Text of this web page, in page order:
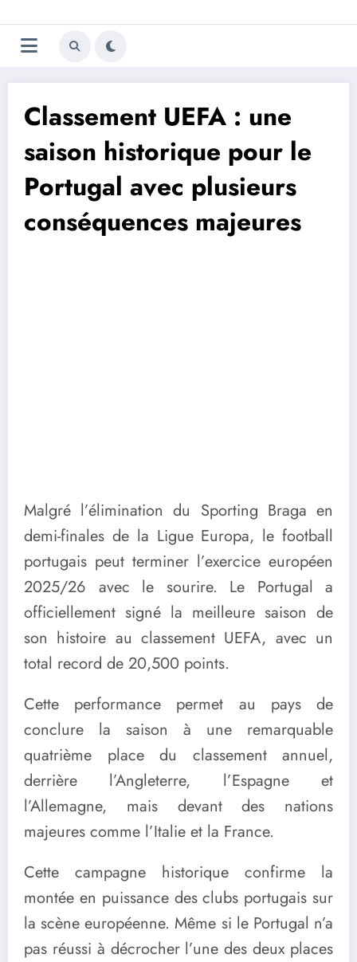
au
contenu
Trivela
L'actualité du football
Classement UEFA : une
saison historique pour le
Portugal avec plusieurs
conséquences majeures
Malgré l’élimination du Sporting Braga en
demi-finales de la Ligue Europa, le football
portugais peut terminer l’exercice européen
2025/26 avec le sourire. Le Portugal a
officiellement signé la meilleure saison de
son histoire au classement UEFA, avec un
total record de 20,500 points.
Cette performance permet au pays de
conclure la saison à une remarquable
quatrième place du classement annuel,
derrière l’Angleterre, l’Espagne et
l’Allemagne, mais devant des nations
majeures comme l’Italie et la France.
Cette campagne historique confirme la
montée en puissance des clubs portugais sur
la scène européenne. Même si le Portugal n’a
pas réussi à décrocher l’une des deux places